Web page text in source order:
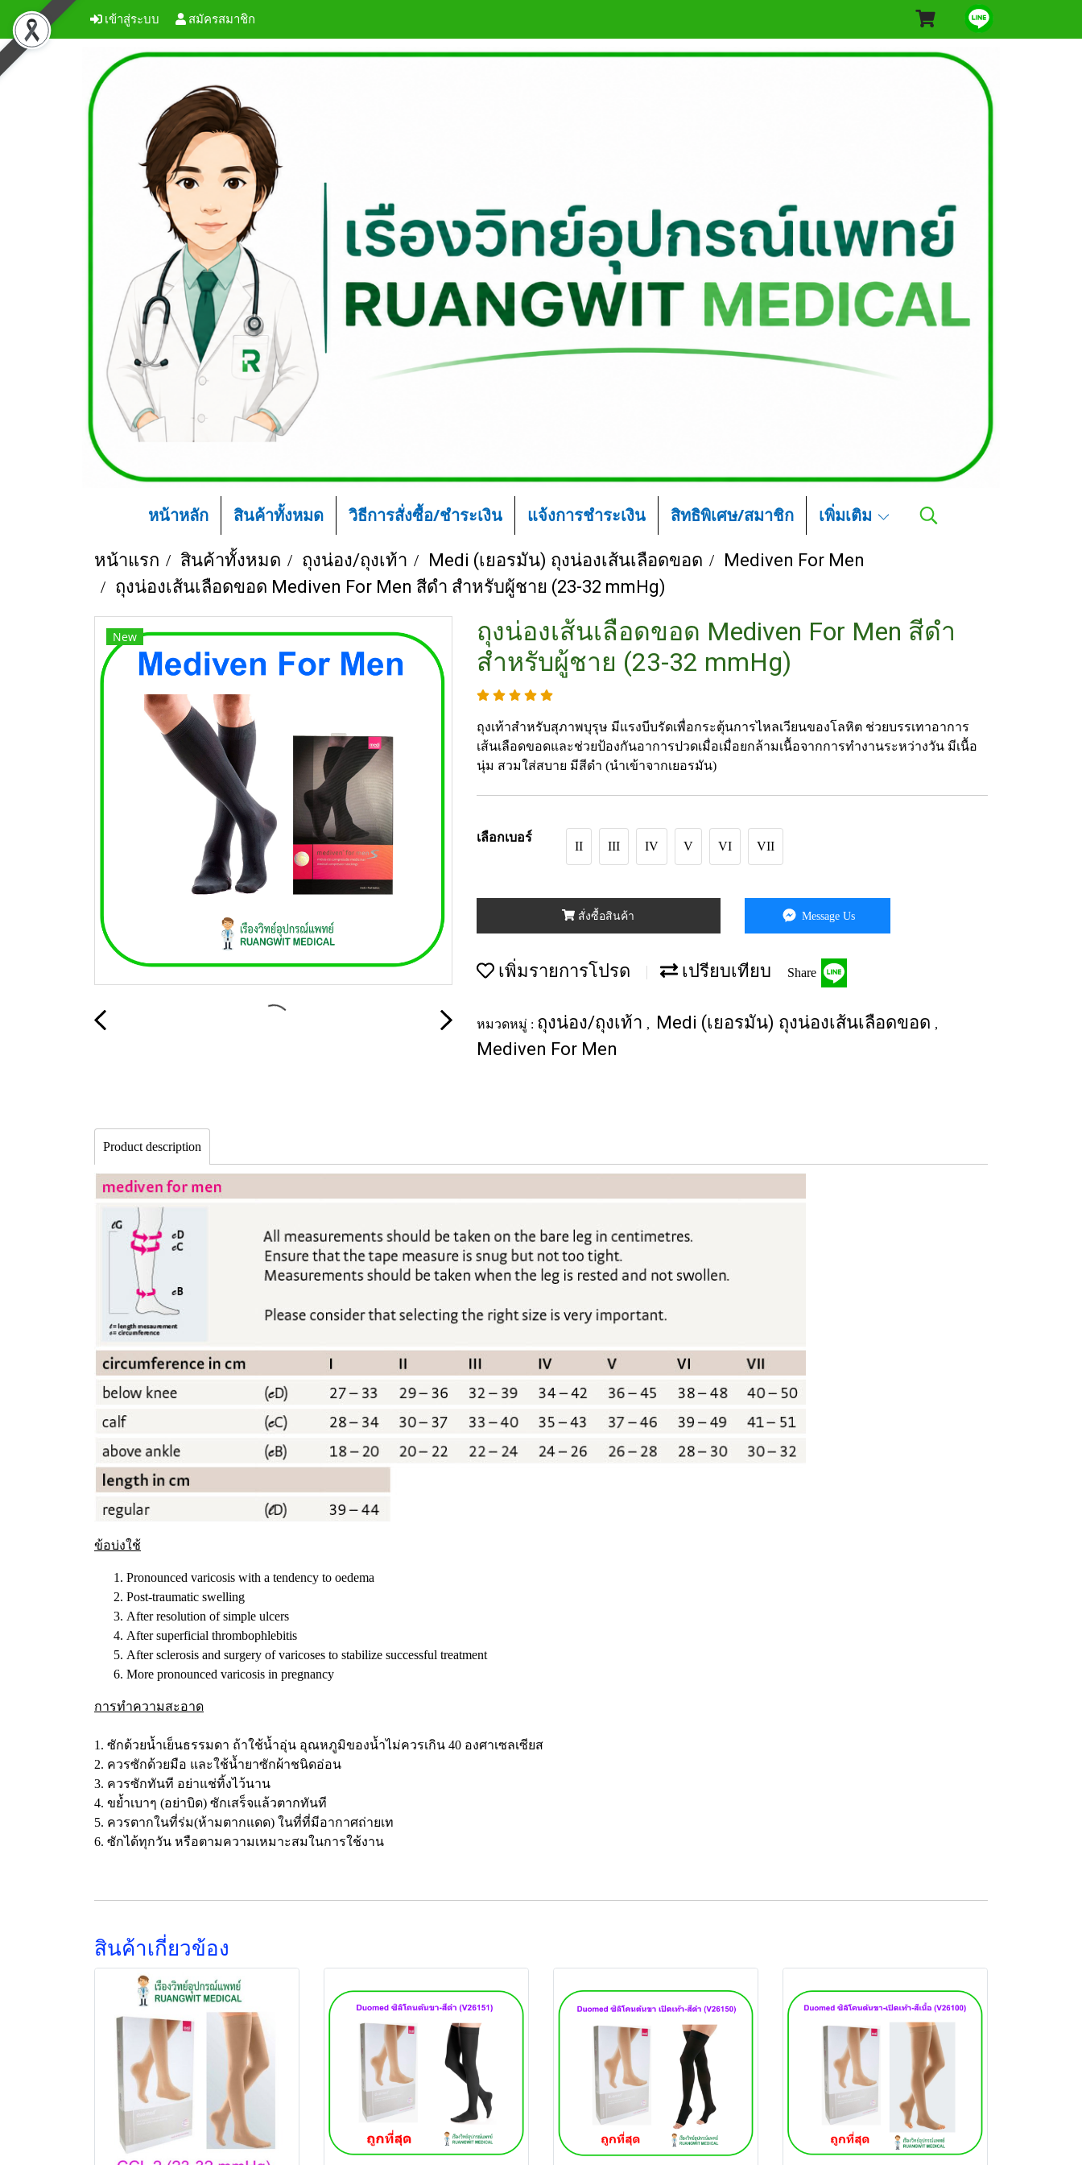
เข้าสู่ระบบ สมัครสมาชิก
หน้าหลัก สินค้าทั้งหมด วิธีการสั่งซื้อ/ชำระเงิน แจ้งการชำระเงิน สิทธิพิเศษ/สมาชิก เพิ่มเติม
หน้าแรก สินค้าทั้งหมด ถุงน่อง/ถุงเท้า Medi (เยอรมัน) ถุงน่องเส้นเลือดขอด
Mediven For Men
ถุงน่องเส้นเลือดขอด Mediven For Men สีดำ สำหรับผู้ชาย (23-32 mmHg)
New
ถุงน่องเส้นเลือดขอด Mediven For Men สีดำ
สำหรับผู้ชาย (23-32 mmHg)
ถุงเท้าสำหรับสุภาพบุรุษ มีแรงบีบรัดเพื่อกระตุ้นการไหลเวียนของโลหิต ช่วยบรรเทาอาการ
เส้นเลือดขอดและช่วยป้องกันอาการปวดเมื่อเมื่อยกล้ามเนื้อจากการทำงานระหว่างวัน มีเนื้อ
นุ่ม สวมใส่สบาย มีสีดำ (นำเข้าจากเยอรมัน)
เลือกเบอร์
II III IV V VI VII
สั่งซื้อสินค้า Message Us
เพิ่มรายการโปรด เปรียบเทียบ Share
หมวดหมู่ : ถุงน่อง/ถุงเท้า , Medi (เยอรมัน) ถุงน่องเส้นเลือดขอด ,
Mediven For Men
Product description
ข้อบ่งใช้
Pronounced varicosis with a tendency to oedema
Post-traumatic swelling
After resolution of simple ulcers
After superficial thrombophlebitis
After sclerosis and surgery of varicoses to stabilize successful treatment
More pronounced varicosis in pregnancy
การทำความสะอาด
1. ซักด้วยน้ำเย็นธรรมดา ถ้าใช้น้ำอุ่น อุณหภูมิของน้ำไม่ควรเกิน 40 องศาเซลเซียส
2. ควรซักด้วยมือ และใช้น้ำยาซักผ้าชนิดอ่อน
3. ควรซักทันที อย่าแช่ทิ้งไว้นาน
4. ขย้ำเบาๆ (อย่าบิด) ซักเสร็จแล้วตากทันที
5. ควรตากในที่ร่ม(ห้ามตากแดด) ในที่ที่มีอากาศถ่ายเท
6. ซักได้ทุกวัน หรือตามความเหมาะสมในการใช้งาน
สินค้าเกี่ยวข้อง